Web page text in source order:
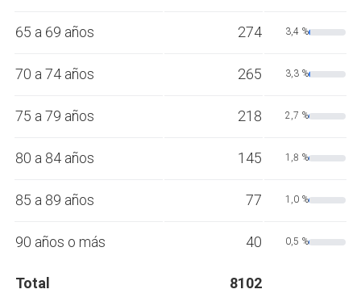
65 a 69 años 274 3,4 %
70 a 74 años 265 3,3 %
75 a 79 años 218 2,7 %
80 a 84 años 145 1,8 %
85 a 89 años 77 1,0 %
90 años o más 40 0,5 %
Total 8102